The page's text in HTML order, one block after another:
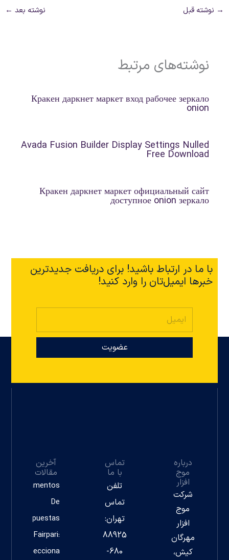
→ نوشته قبل نوشته بعد ←
نوشته‌های مرتبط
Кракен даркнет маркет вход рабочее зеркало
onion
Avada Fusion Builder Display Settings Nulled
Free Download
Кракен даркнет маркет официальный сайт
доступное onion зеркало
با ما در ارتباط باشید! برای دریافت جدیدترین
خبرها ایمیل‌تان را وارد کنید!
عضویت
درباره
موج
افزار
شرکت
موج
افزار
مهرگان
کیش،
تماس
با ما
تلفن
تماس
تهران:
88925
680-
آخرین
مقالات
Fundamentos
De
Apuestas
Fairpari:
Perfecciona